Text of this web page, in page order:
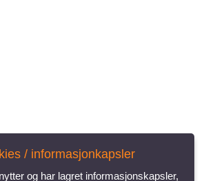
/ informasjonkapsler